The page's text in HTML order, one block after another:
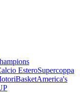
EsteroSupercoppa
BasketAmerica's